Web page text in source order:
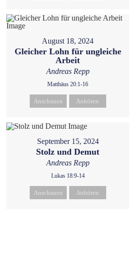
August 18, 2024
Gleicher Lohn für ungleiche
Arbeit
Andreas Repp
Matthäus 20:1-16
Anschauen Anhören
September 15, 2024
Stolz und Demut
Andreas Repp
Lukas 18:9-14
Anschauen Anhören